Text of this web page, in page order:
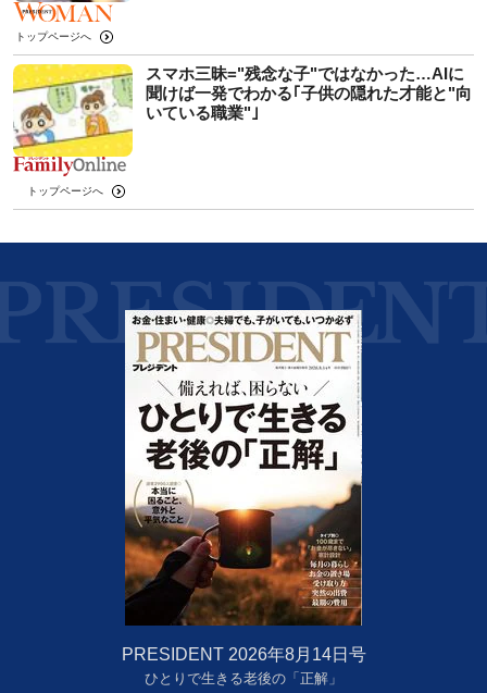
トップページへ
スマホ三昧="残念な子"ではなかった…AIに
聞けば一発でわかる｢子供の隠れた才能と"向
いている職業"｣
トップページへ
PRESIDENT 2026年8月14日号
ひとりで生きる老後の「正解」